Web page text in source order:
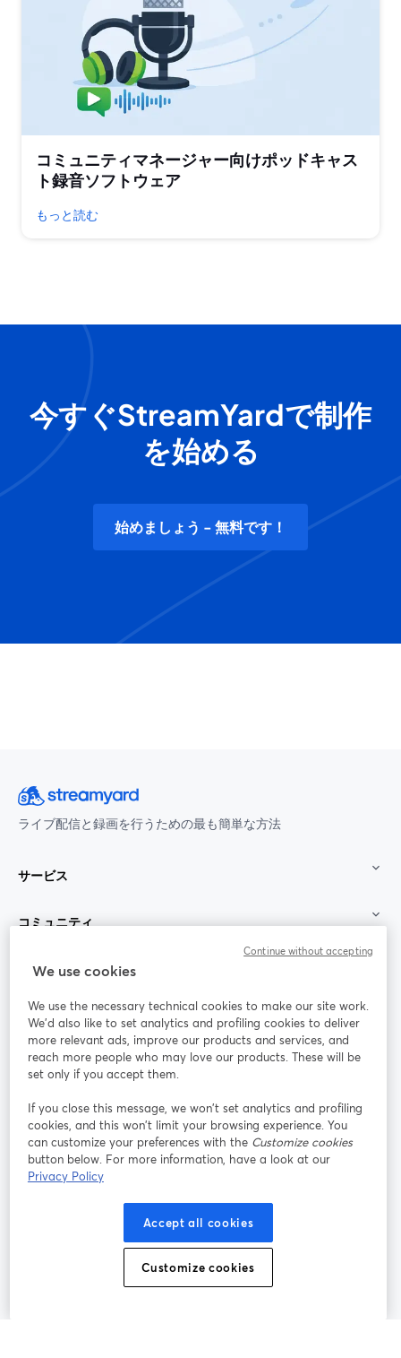
コミュニティマネージャー向けポッドキャス
ト録音ソフトウェア
もっと読む
今すぐStreamYardで制作
を始める
始めましょう - 無料です！
ライブ配信と録画を行うための最も簡単な方法
サービス
コミュニティ
StreamYard：
参加する
ライ
ンセ
ミナ
ー
Facebook
新しいタブで開く(Twitter)
YouTube
Instagram
新しいタブで開く
LinkedIn
新しいタブで開く
新しいタブで開く
プラットフォーム利用規約
個人情報保護方針 クッキーポリシー
We use cookies
We use the necessary technical cookies to make our site work.
We'd also like to set analytics and profiling cookies to deliver
more relevant ads, improve our products and services, and
reach more people who may love our products. These will be
set only if you accept them.
If you close this message, we won’t set analytics and profiling
cookies, and this won’t limit your browsing experience. You
can customize your preferences with the Customize cookies
button below. For more information, have a look at our
Privacy Policy
Accept all cookies
Customize cookies
Continue without accepting